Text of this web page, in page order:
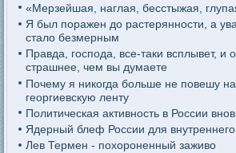
«Мерзейшая, наглая, бесстыжая,
Я был поражен до растерянности, а
стало безмерным
Правда, господа, все-таки всплывет, и
страшнее, чем вы думаете
Почему я никогда больше не повешу
георгиевскую ленту
Политическая активность в России
Ядерный блеф России для
Лев Термен - похороненный заживо